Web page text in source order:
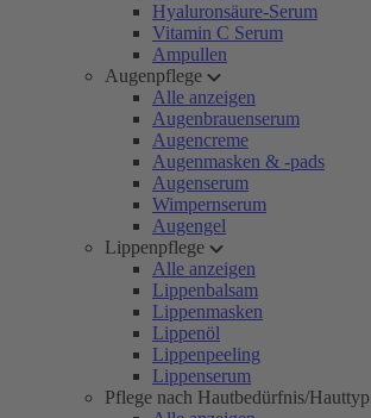
Hyaluronsäure-Serum
Vitamin C Serum
Ampullen
Augenpflege
Alle anzeigen
Augenbrauenserum
Augencreme
Augenmasken & -pads
Augenserum
Wimpernserum
Augengel
Lippenpflege
Alle anzeigen
Lippenbalsam
Lippenmasken
Lippenöl
Lippenpeeling
Lippenserum
Pflege nach Hautbedürfnis/Hauttyp